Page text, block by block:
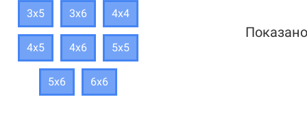
3х5 3х6 4х4
4х5 4х6 5х5
5х6 6х6